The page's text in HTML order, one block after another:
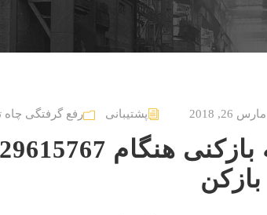
مارس 26, 2018 پشتیبانی رفع گرفتگی چاه